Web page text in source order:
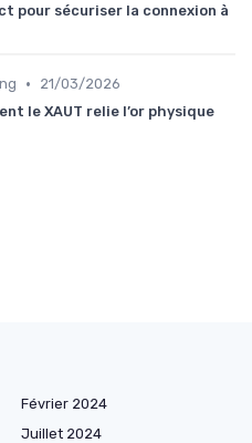
pour sécuriser la connexion à
•
21/03/2026
le XAUT relie l’or physique
Février 2024
Juillet 2024